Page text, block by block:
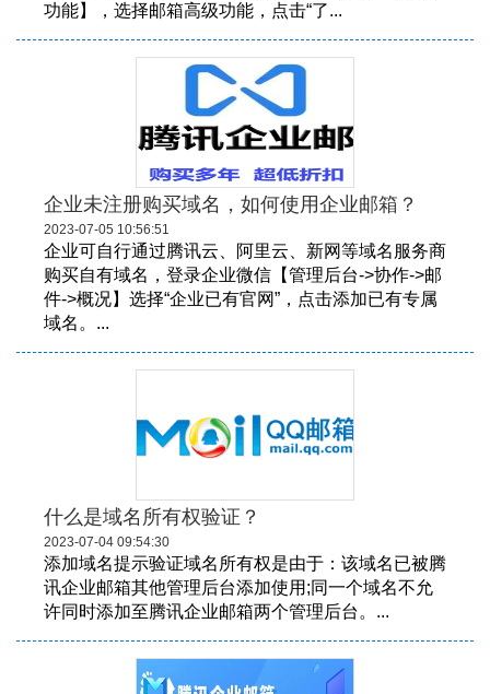
功能】，选择邮箱高级功能，点击“了...
企业未注册购买域名，如何使用企业邮箱？
2023-07-05 10:56:51
企业可自行通过腾讯云、阿里云、新网等域名服务商
购买自有域名，登录企业微信【管理后台->协作->邮
件->概况】选择“企业已有官网”，点击添加已有专属
域名。...
什么是域名所有权验证？
2023-07-04 09:54:30
添加域名提示验证域名所有权是由于：该域名已被腾
讯企业邮箱其他管理后台添加使用;同一个域名不允
许同时添加至腾讯企业邮箱两个管理后台。...